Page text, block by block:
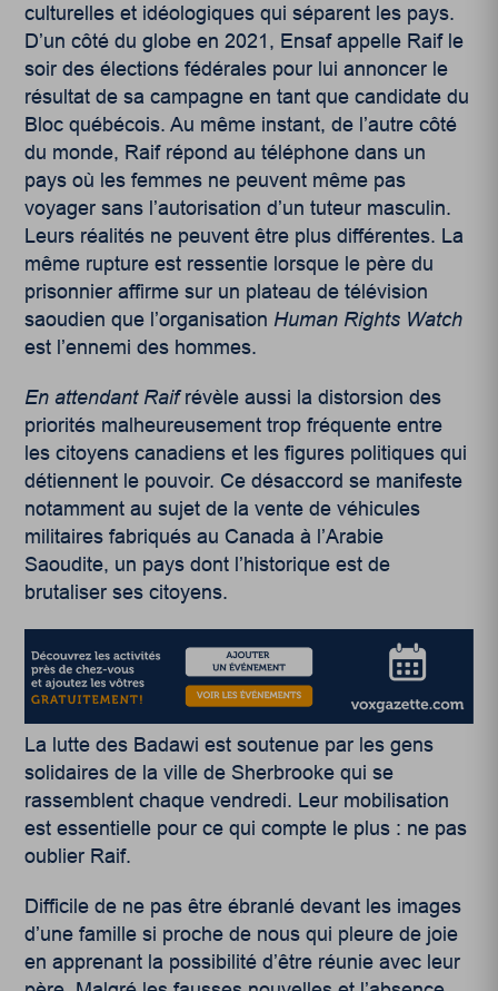
culturelles et idéologiques qui séparent les pays.
D’un côté du globe en 2021, Ensaf appelle Raif le
soir des élections fédérales pour lui annoncer le
résultat de sa campagne en tant que candidate du
Bloc québécois. Au même instant, de l’autre côté
du monde, Raif répond au téléphone dans un
pays où les femmes ne peuvent même pas
voyager sans l’autorisation d’un tuteur masculin.
Leurs réalités ne peuvent être plus différentes. La
même rupture est ressentie lorsque le père du
prisonnier affirme sur un plateau de télévision
saoudien que l’organisation Human Rights Watch
est l’ennemi des hommes.
En attendant Raifrévèle aussi la distorsion des
priorités malheureusement trop fréquente entre
les citoyens canadiens et les figures politiques qui
détiennent le pouvoir. Ce désaccord se manifeste
notamment au sujet de la vente de véhicules
militaires fabriqués au Canada à l’Arabie
Saoudite, un pays dont l’historique est de
brutaliser ses citoyens.
La lutte des Badawi est soutenue par les gens
solidaires de la ville de Sherbrooke qui se
rassemblent chaque vendredi. Leur mobilisation
est essentielle pour ce qui compte le plus : ne pas
oublier Raif.
Difficile de ne pas être ébranlé devant les images
d’une famille si proche de nous qui pleure de joie
en apprenant la possibilité d’être réunie avec leur